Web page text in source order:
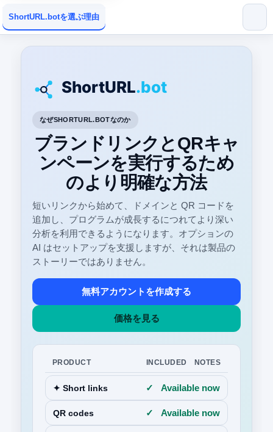
ShortURL.botを選ぶ理由
なぜSHORTURL.BOTなのか
ブランドリンクとQRキャ
ンペーンを実行するため
のより明確な方法
短いリンクから始めて、ドメインと QR コードを
追加し、プログラムが成長するにつれてより深い
分析を利用できるようになります。オプションの
AI はセットアップを支援しますが、それは製品の
ストーリーではありません。
無料アカウントを作成する
価格を見る
PRODUCT INCLUDED NOTES
✦ Short links ✓ Available now
QR codes ✓ Available now